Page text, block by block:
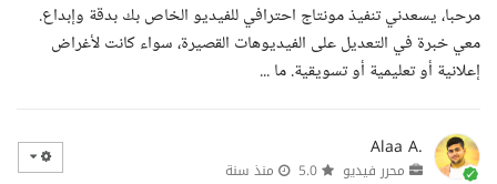
مرحبا، يسعدني تنفيذ مونتاج احترافي للفيديو الخاص بك بدقة وإبداع.
معي خبرة في التعديل على الفيديوهات القصيرة، سواء كانت لأغراض
إعلانية أو تعليمية أو تسويقية. ما ...
Alaa A.
محرر فيديو منذ سنة